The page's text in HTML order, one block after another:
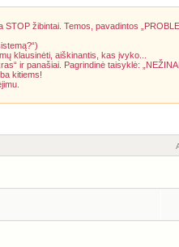
žibintai. Temos, pavadintos
klausinėti, aiškinantis, kas įvyko...
ir panašiai. Pagrindinė taisyklė:
kitiems!